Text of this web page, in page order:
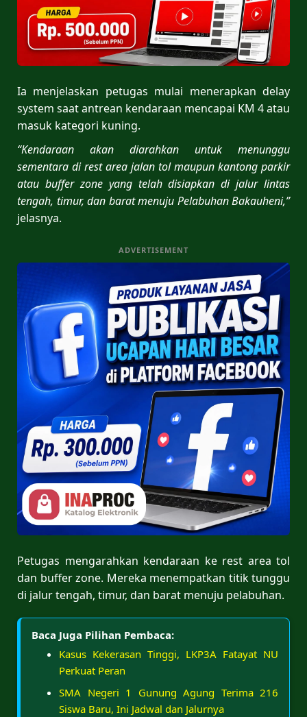
Ia menjelaskan petugas mulai menerapkan delay
system saat antrean kendaraan mencapai KM 4 atau
masuk kategori kuning.
“Kendaraan akan diarahkan untuk menunggu
sementara di rest area jalan tol maupun kantong parkir
atau buffer zone yang telah disiapkan di jalur lintas
tengah, timur, dan barat menuju Pelabuhan Bakauheni,”
jelasnya.
ADVERTISEMENT
Petugas mengarahkan kendaraan ke rest area tol
dan buffer zone. Mereka menempatkan titik tunggu
di jalur tengah, timur, dan barat menuju pelabuhan.
Baca Juga Pilihan Pembaca:
Kasus Kekerasan Tinggi, LKP3A Fatayat NU
Perkuat Peran
SMA Negeri 1 Gunung Agung Terima 216
Siswa Baru, Ini Jadwal dan Jalurnya